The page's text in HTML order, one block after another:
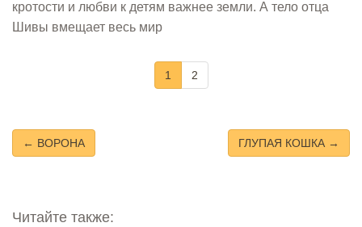
кротости и любви к детям важнее земли. А тело отца
Шивы вмещает весь мир
1 2
← ВОРОНА ГЛУПАЯ КОШКА →
Читайте также: